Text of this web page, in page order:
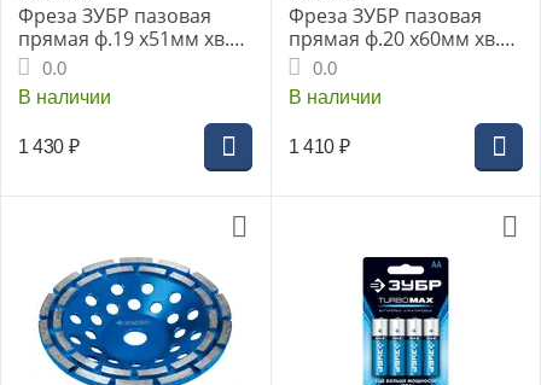
Фреза ЗУБР пазовая
прямая ф.19 х51мм хв.
12мм H-86мм с
нижними подрез.
ножами (28755-19-51)
0.0
В наличии
1 430 ₽
Фреза ЗУБР пазовая
прямая ф.20 х60мм хв.
12мм H-120мм с
нижними подрез.
ножами (28755-20-60)
0.0
В наличии
1 410 ₽